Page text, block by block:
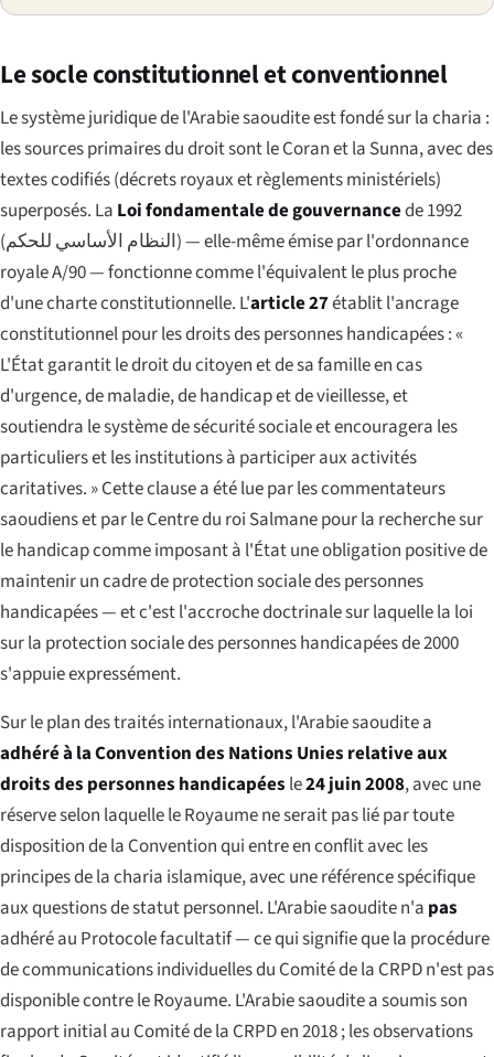
Le socle constitutionnel et conventionnel
Le système juridique de l'Arabie saoudite est fondé sur la charia :
les sources primaires du droit sont le Coran et la Sunna, avec des
textes codifiés (décrets royaux et règlements ministériels)
superposés. La Loi fondamentale de gouvernancede 1992
(النظام الأساسي للحكم) — elle-même émise par l'ordonnance
royale A/90 — fonctionne comme l'équivalent le plus proche
d'une charte constitutionnelle. L'article 27établit l'ancrage
constitutionnel pour les droits des personnes handicapées :«
L'État garantit le droit du citoyen et de sa famille en cas
d'urgence, de maladie, de handicap et de vieillesse, et
soutiendra le système de sécurité sociale et encouragera les
particuliers et les institutions à participer aux activités
caritatives. »Cette clause a été lue par les commentateurs
saoudiens et par le Centre du roi Salmane pour la recherche sur
le handicap comme imposant à l'État une obligation positive de
maintenir un cadre de protection sociale des personnes
handicapées — et c'est l'accroche doctrinale sur laquelle la loi
sur la protection sociale des personnes handicapées de 2000
s'appuie expressément.
Sur le plan des traités internationaux, l'Arabie saoudite a
adhéré à la Convention des Nations Unies relative aux
droits des personnes handicapées le24 juin 2008, avec une
réserve selon laquelle le Royaume ne serait pas lié par toute
disposition de la Convention qui entre en conflit avec les
principes de la charia islamique, avec une référence spécifique
aux questions de statut personnel. L'Arabie saoudite n'a pas
adhéré au Protocole facultatif — ce qui signifie que la procédure
de communications individuelles du Comité de la CRPD n'est pas
disponible contre le Royaume. L'Arabie saoudite a soumis son
rapport initial au Comité de la CRPD en 2018 ; les observations